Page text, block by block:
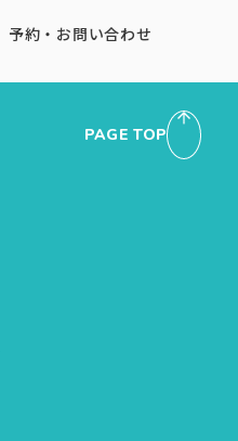
予約・お問い合わせ
PAGE TOP